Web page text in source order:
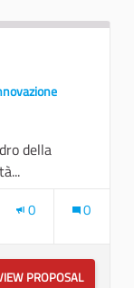
della
0 0
PROPOSAL